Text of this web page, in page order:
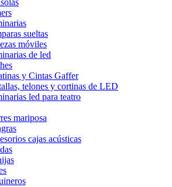
sueltas
móviles
de led
y Cintas Gaffer
telones y cortinas de LED
led para teatro
mariposa
cajas acústicas